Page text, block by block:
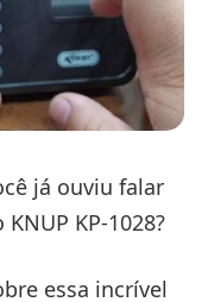
já ouviu falar
KP-1028?
essa incrível